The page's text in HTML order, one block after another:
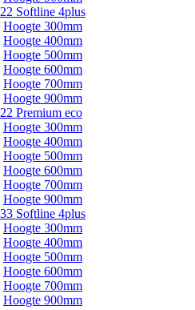
Softline 4plus
Hoogte 300mm
Hoogte 400mm
Hoogte 500mm
Hoogte 600mm
Hoogte 700mm
Hoogte 900mm
Premium eco
Hoogte 300mm
Hoogte 400mm
Hoogte 500mm
Hoogte 600mm
Hoogte 700mm
Hoogte 900mm
Softline 4plus
Hoogte 300mm
Hoogte 400mm
Hoogte 500mm
Hoogte 600mm
Hoogte 700mm
Hoogte 900mm